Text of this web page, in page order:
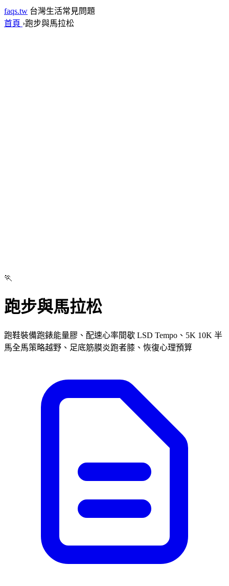
faqs.tw 台灣生活常見問題
首頁 ›跑步與馬拉松
🏃
跑步與馬拉松
跑鞋裝備跑錶能量膠、配速心率間歇 LSD Tempo、5K 10K 半
馬全馬策略越野、足底筋膜炎跑者膝、恢復心理預算